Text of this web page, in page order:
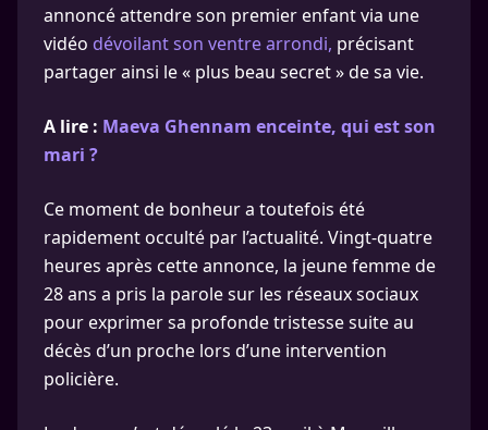
annoncé attendre son premier enfant via une
vidéo dévoilant son ventre arrondi, précisant
partager ainsi le « plus beau secret » de sa vie.
A lire : Maeva Ghennam enceinte, qui est son
mari ?
Ce moment de bonheur a toutefois été
rapidement occulté par l’actualité. Vingt-quatre
heures après cette annonce, la jeune femme de
28 ans a pris la parole sur les réseaux sociaux
pour exprimer sa profonde tristesse suite au
décès d’un proche lors d’une intervention
policière.